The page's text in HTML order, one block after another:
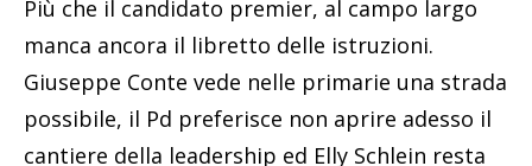
Più che il candidato premier, al campo largo
manca ancora il libretto delle istruzioni.
Giuseppe Conte vede nelle primarie una strada
possibile, il Pd preferisce non aprire adesso il
cantiere della leadership ed Elly Schlein resta